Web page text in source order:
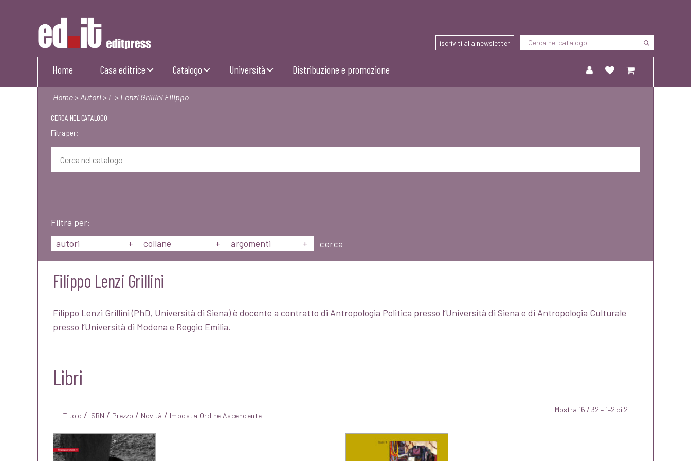
Editpress
iscriviti alla newsletter
Home Casa editrice Catalogo Università Distribuzione e promozione
Home> Autori> L > Lenzi Grillini Filippo
CERCA NEL CATALOGO
Filtra per:
Filtra per:
autori
+ collane + argomenti + cerca
Filippo Lenzi Grillini
Filippo Lenzi Grillini (PhD, Università di Siena) è docente a contratto di Antropologia Politica presso l’Università di Siena e di Antropologia Culturale
presso l’Università di Modena e Reggio Emilia.
Libri
Titolo / ISBN / Prezzo / Novità / Mostra 16 / 32 – 1–2 di 2